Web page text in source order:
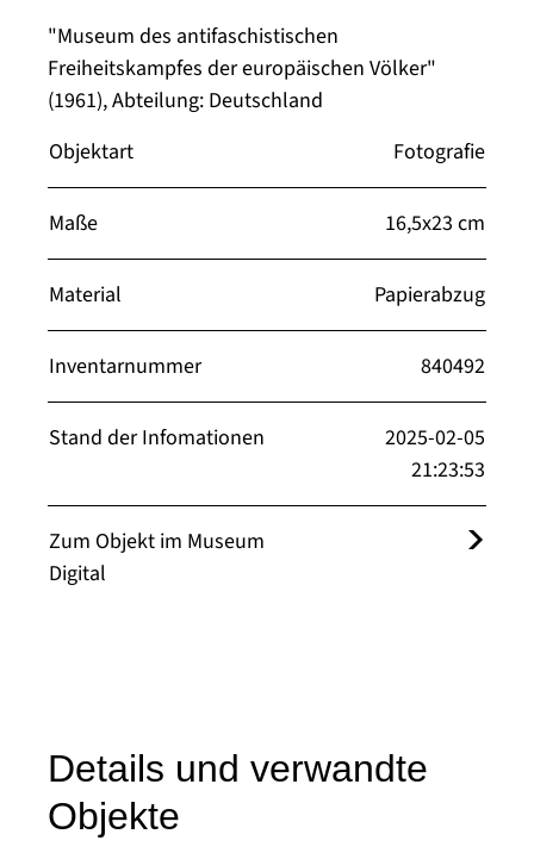
"Museum des antifaschistischen
Freiheitskampfes der europäischen Völker"
(1961), Abteilung: Deutschland
Objektart
Fotografie
Maße 16,5x23 cm
Material Papierabzug
Inventarnummer 840492
Stand der Infomationen
2025-02-05
21:23:53
Zum Objekt im Museum
Digital
Details und verwandte
Objekte